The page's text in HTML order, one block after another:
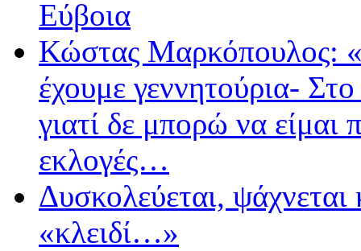
Εύβοια
Κώστας Μαρκόπουλος:
έχουμε γεννητούρια-
γιατί δε μπορώ να είμαι
εκλογές…
Δυσκολεύεται, ψάχνεται
«κλειδί…»